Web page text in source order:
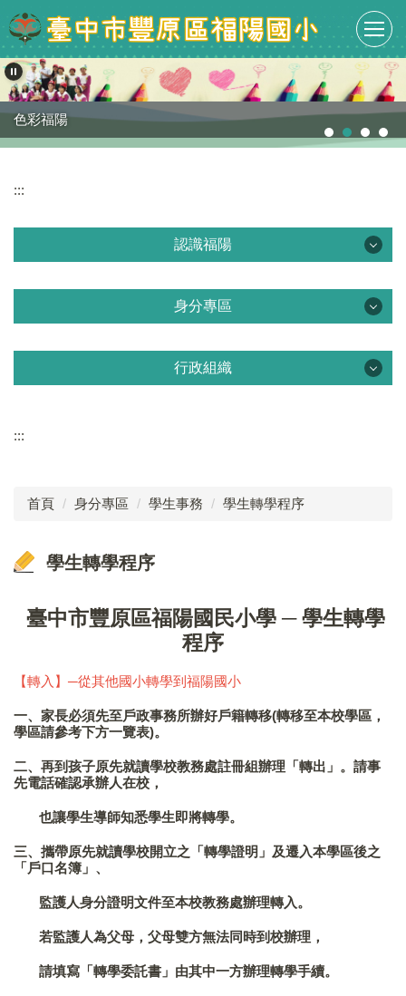
跳
到
主
要
內
容色彩福陽
幸福綠山
:::
認識福陽
課程計畫專區
福陽YouTube
福陽特約商店
聯絡福陽
身分專區
教職員專區
行政組織
總務處
人事會計
檔案下載
:::
首頁 身分專區 學生事務 學生轉學程序
學生轉學程序
臺中市豐原區福陽國民小學 ─ 學生轉學
程序
【轉入】─從其他國小轉學到福陽國小
一、家長必須先至戶政事務所辦好戶籍轉移(轉移至本校學區，
學區請參考下方一覽表)。
二、再到孩子原先就讀學校教務處註冊組辦理「轉出」。請事
先電話確認承辦人在校，
也讓學生導師知悉學生即將轉學。
三、攜帶原先就讀學校開立之「轉學證明」及遷入本學區後之
「戶口名簿」、
監護人身分證明文件至本校教務處辦理轉入。
若監護人為父母，父母雙方無法同時到校辦理，
請填寫「轉學委託書 」由其中一方辦理轉學手續。